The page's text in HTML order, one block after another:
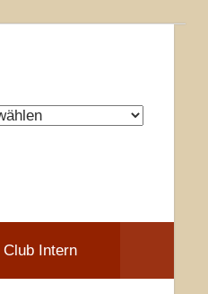
Club Intern